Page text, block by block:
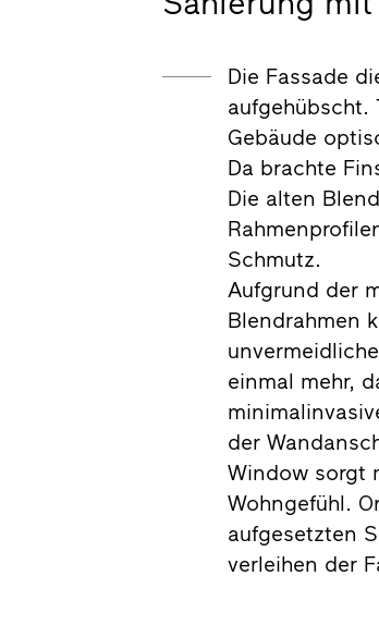
Die Fassade
aufgehübscht.
Gebäude
Da brachte
Die alten
Schmutz.
Aufgrund der
Blendrahmen
einmal mehr,
der
Window sorgt
Wohngefühl.
aufgesetzten
verleihen der